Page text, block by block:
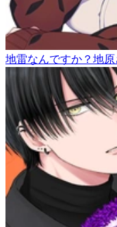
地雷なんですか？地原